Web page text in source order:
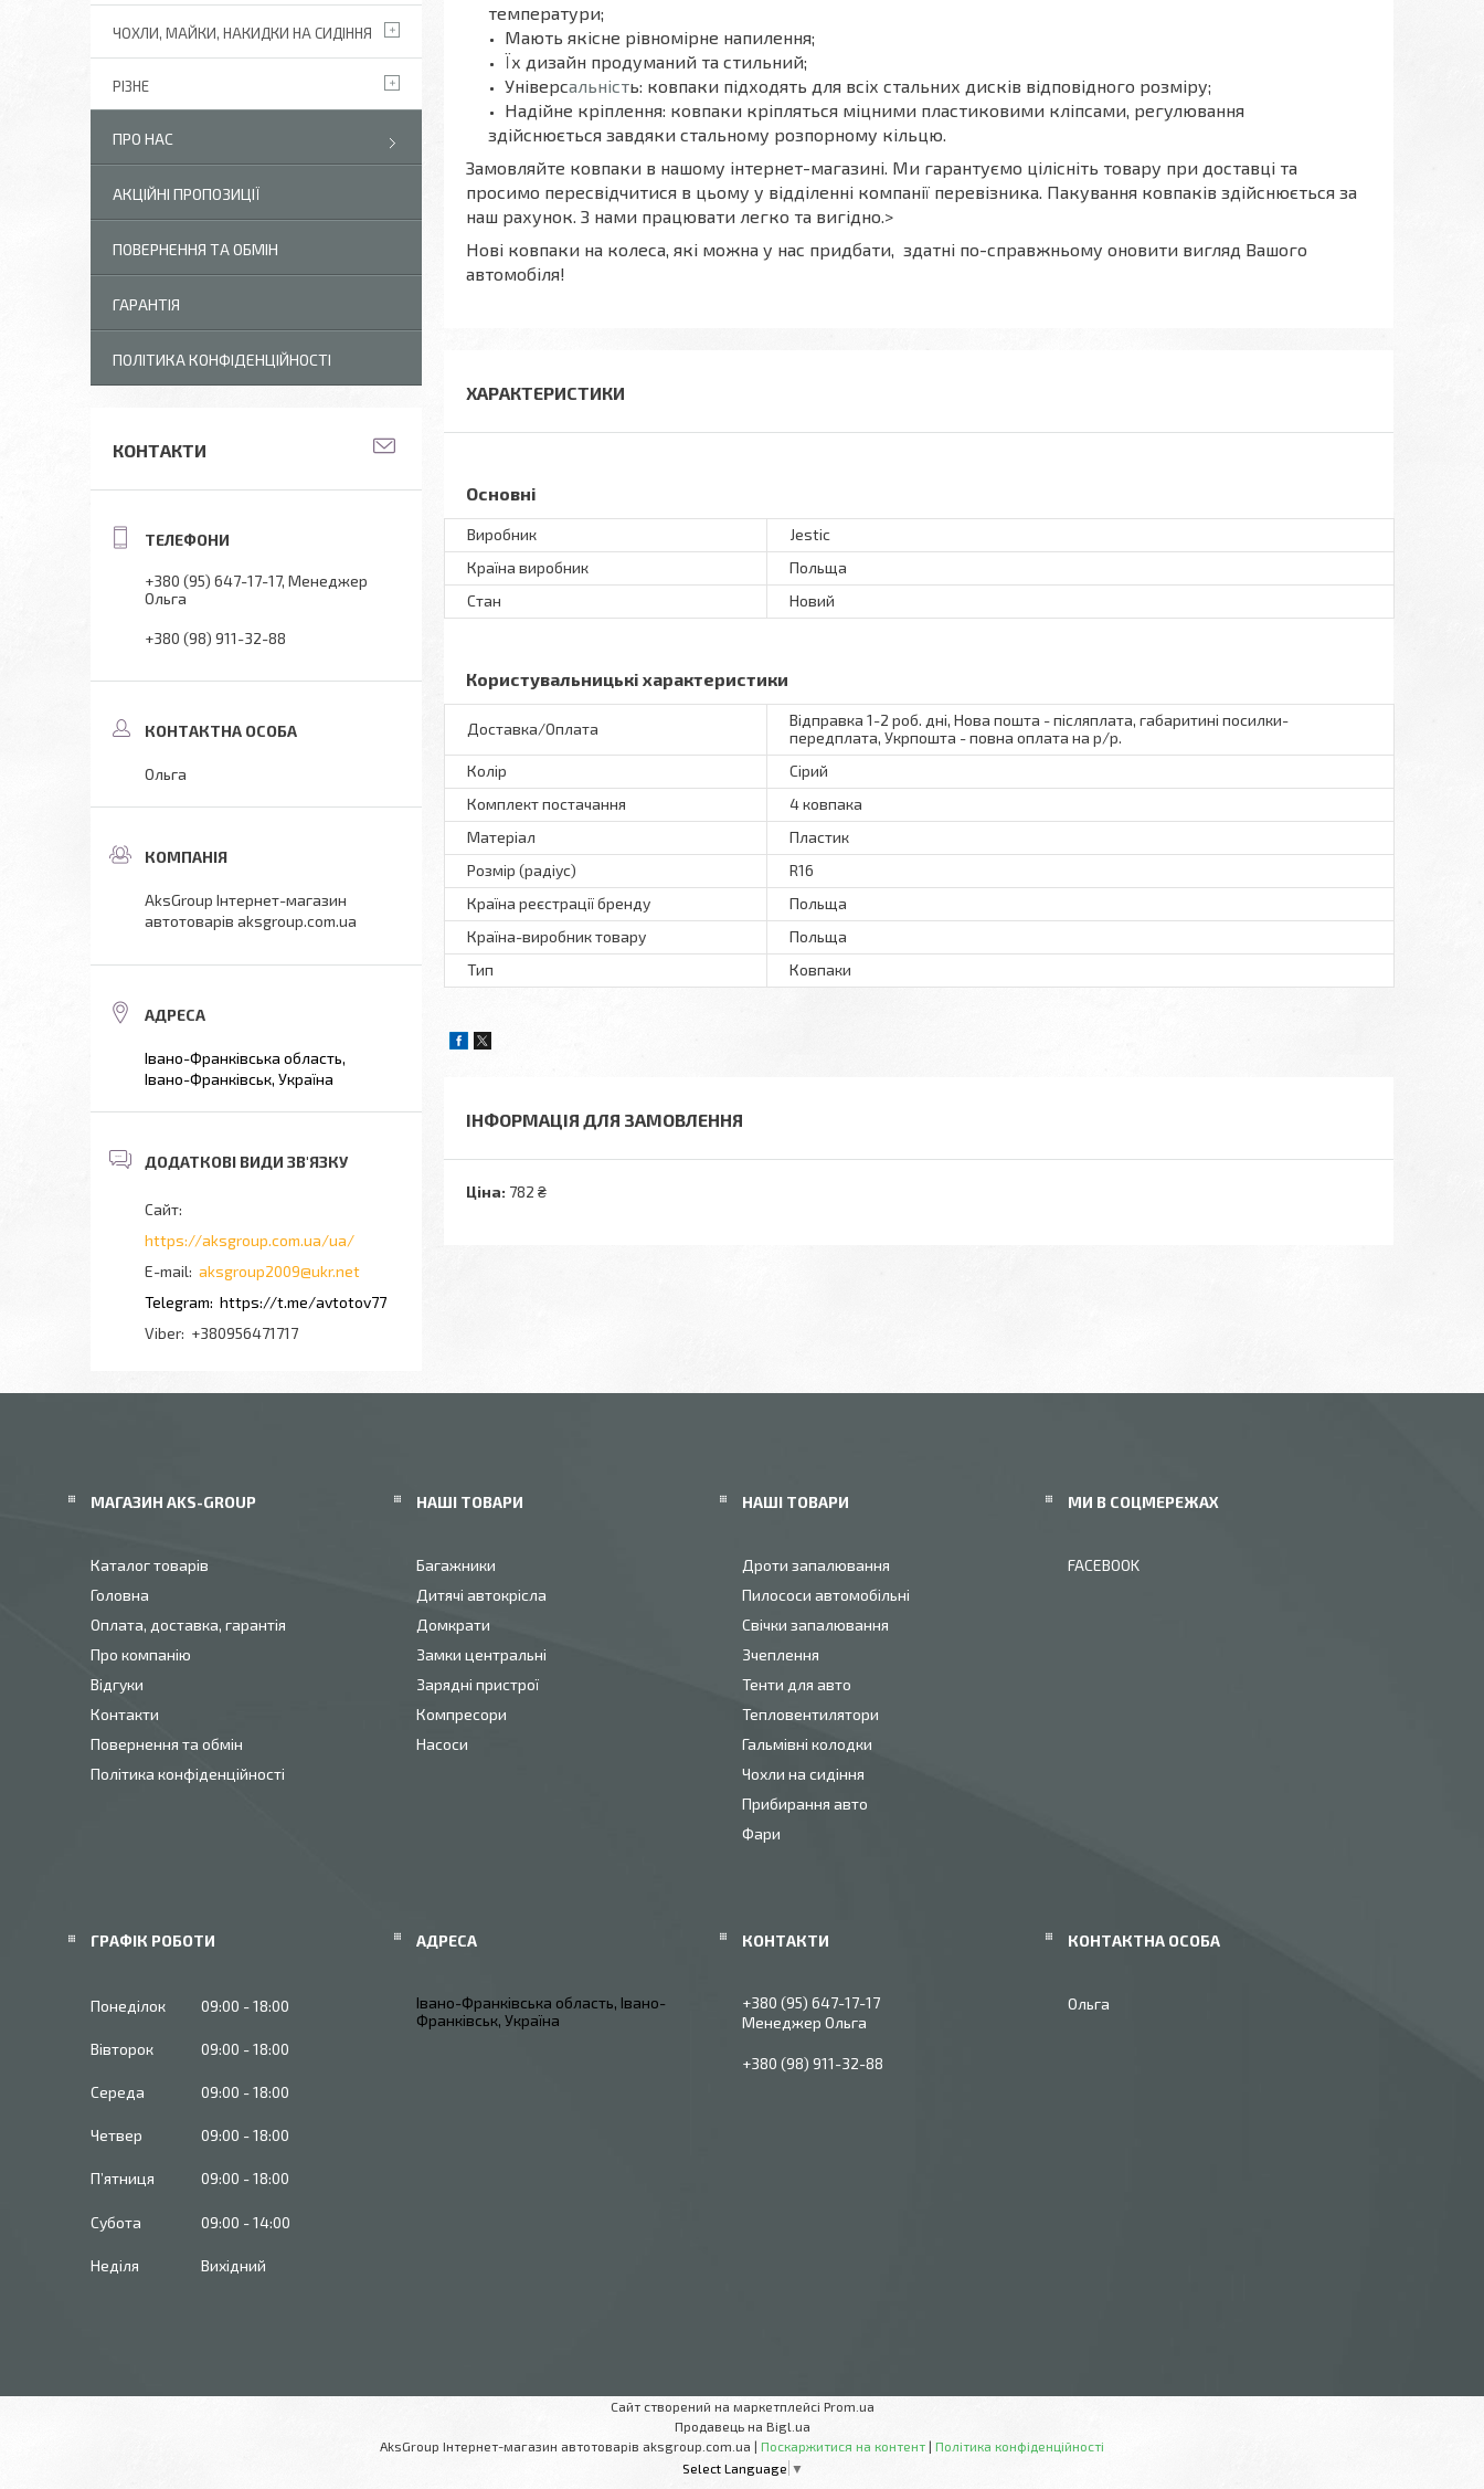
температури;
Мають якісне рівномірне напилення;
Їх дизайн продуманий та стильний;
Універсальність: ковпаки підходять для всіх стальних дисків відповідного розміру;
Надійне кріплення: ковпаки кріпляться міцними пластиковими кліпсами, регулювання
здійснюється завдяки стальному розпорному кільцю.
Замовляйте ковпаки в нашому інтернет-магазині. Ми гарантуємо цілісніть товару при доставці та
просимо пересвідчитися в цьому у відділенні компанії перевізника. Пакування ковпаків здійснюється за
наш рахунок. З нами працювати легко та вигідно.>
Нові ковпаки на колеса, які можна у нас придбати, здатні по-справжньому оновити вигляд Вашого
автомобіля!
ХАРАКТЕРИСТИКИ
Основні
Виробник
Jestic
Країна виробник
Польща
Стан
Новий
Користувальницькі характеристики
Доставка/Оплата
Відправка 1-2 роб. дні, Нова пошта - післяплата, габаритині посилки-
передплата, Укрпошта - повна оплата на р/р.
Колір
Сірий
Комплект постачання
4 ковпака
Матеріал
Пластик
Розмір (радіус)
R16
Країна реєстрації бренду
Польща
Країна-виробник товару
Польща
Тип
Ковпаки
ІНФОРМАЦІЯ ДЛЯ ЗАМОВЛЕННЯ
Ціна: 782 ₴
ЧОХЛИ, МАЙКИ, НАКИДКИ НА СИДІННЯ
РІЗНЕ
ПРО НАС
АКЦІЙНІ ПРОПОЗИЦІЇ
ПОВЕРНЕННЯ ТА ОБМІН
ГАРАНТІЯ
ПОЛІТИКА КОНФІДЕНЦІЙНОСТІ
КОНТАКТИ
+380 (95) 647-17-17 Менеджер
Ольга
+380 (98) 911-32-88
Ольга
AksGroup Інтернет-магазин
автотоварів aksgroup.com.ua
Івано-Франківська область,
Івано-Франківськ, Україна
https://aksgroup.com.ua/ua/
aksgroup2009@ukr.net
https://t.me/avtotov77
+380956471717
МАГАЗИН AKS-GROUP
Каталог товарів
Головна
Оплата, доставка, гарантія
Про компанію
Відгуки
Контакти
Повернення та обмін
Політика конфіденційності
НАШІ ТОВАРИ
Багажники
Дитячі автокрісла
Домкрати
Замки центральні
Зарядні пристрої
Компресори
Насоси
НАШІ ТОВАРИ
Дроти запалювання
Пилососи автомобільні
Свічки запалювання
Зчеплення
Тенти для авто
Тепловентилятори
Гальмівні колодки
Чохли на сидіння
Прибирання авто
Фари
МИ В СОЦМЕРЕЖАХ
FACEBOOK
ГРАФІК РОБОТИ
Понеділок 09:00 18:00
Вівторок 09:00 18:00
Середа 09:00 18:00
Четвер 09:00 18:00
Пʼятниця 09:00 18:00
Субота 09:00 14:00
Неділя Вихідний
Івано-Франківська область, Івано-
Франківськ, Україна
+380 (95) 647-17-17
Менеджер Ольга
+380 (98) 911-32-88
Ольга
Сайт створений на маркетплейсі Prom.ua
Продавець на Bigl.ua
AksGroup Інтернет-магазин автотоварів aksgroup.com.ua | Поскаржитися на контент | Політика конфіденційності
Select Language ▼